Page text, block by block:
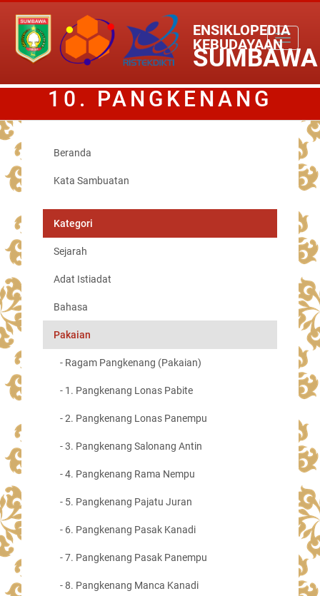
Toggle
ENSIKLOPEDIA
KEBUDAYAAN
SUMBAWA
10. PANGKENANG
LANTE GADU
Beranda
Kata Sambuatan
Kategori
Sejarah
Adat Istiadat
Bahasa
Pakaian
- Ragam Pangkenang (Pakaian)
- 1. Pangkenang Lonas Pabite
- 2. Pangkenang Lonas Panempu
- 3. Pangkenang Salonang Antin
- 4. Pangkenang Rama Nempu
- 5. Pangkenang Pajatu Juran
- 6. Pangkenang Pasak Kanadi
- 7. Pangkenang Pasak Panempu
- 8. Pangkenang Manca Kanadi